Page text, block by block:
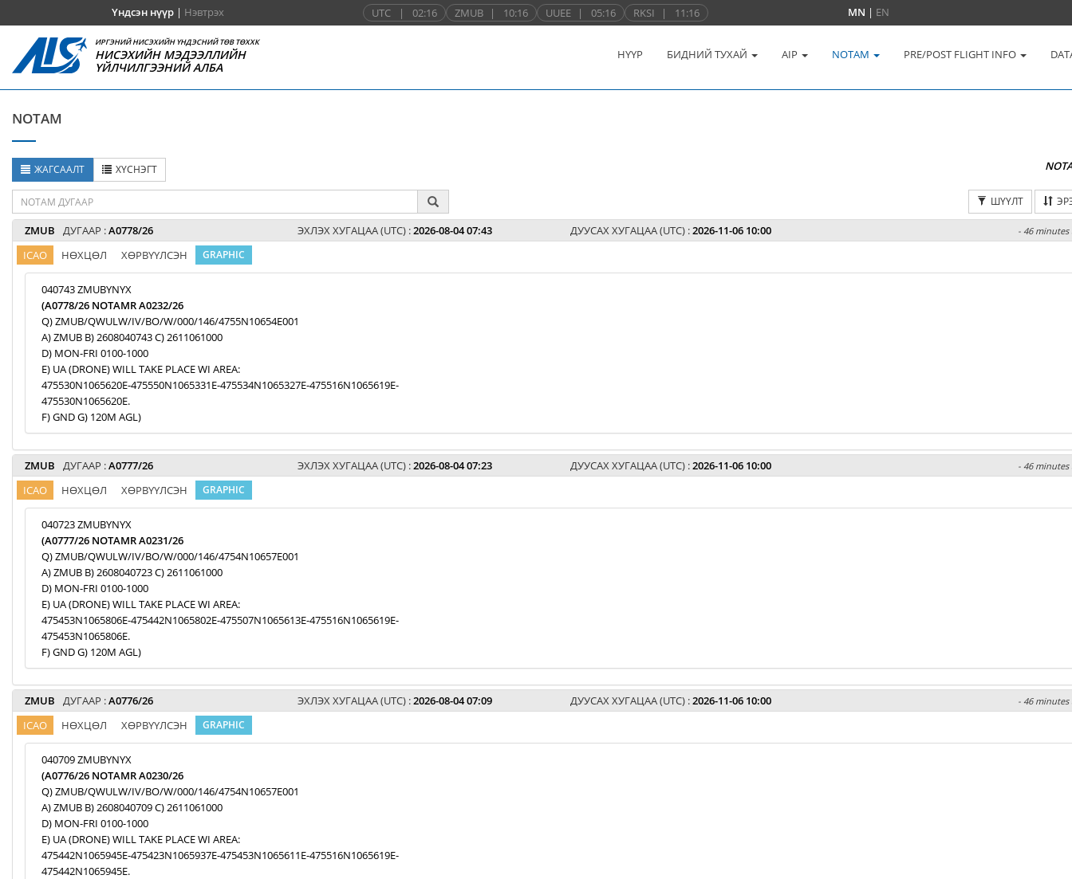
Үндсэн нүүр| Нэвтрэх UTC | 02:16 ZMUB | 10:16 UUEE | 05:16 RKSI | 11:16 MN | EN
ИРГЭНИЙ НИСЭХИЙН ҮНДЭСНИЙ ТӨВ ТӨХХК
НИСЭХИЙН МЭДЭЭЛЛИЙН
ҮЙЛЧИЛГЭЭНИЙ АЛБА
НҮҮР БИДНИЙ ТУХАЙ AIP NOTAM PRE/POST FLIGHT INFO
NOTAM
ЖАГСААЛТ ХҮСНЭГТ
ШҮҮЛТ
ZMUB ДУГААР :A0778/26 ЭХЛЭХ ХУГАЦАА (UTC) :2026-08-04 07:43 ДУУСАХ ХУГАЦАА (UTC) :2026-11-06 10:00 - 46 minutes
ICAO НӨХЦӨЛ ХӨРВҮҮЛСЭН GRAPHIC
040743 ZMUBYNYX
(A0778/26 NOTAMR A0232/26
Q) ZMUB/QWULW/IV/BO/W/000/146/4755N10654E001
A) ZMUB B) 2608040743 C) 2611061000
D) MON-FRI 0100-1000
E) UA (DRONE) WILL TAKE PLACE WI AREA:
475530N1065620E-475550N1065331E-475534N1065327E-475516N1065619E-
475530N1065620E.
F) GND G) 120M AGL)
ZMUB ДУГААР :A0777/26 ЭХЛЭХ ХУГАЦАА (UTC) :2026-08-04 07:23 ДУУСАХ ХУГАЦАА (UTC) :2026-11-06 10:00 - 46 minutes
ICAO НӨХЦӨЛ ХӨРВҮҮЛСЭН GRAPHIC
040723 ZMUBYNYX
(A0777/26 NOTAMR A0231/26
Q) ZMUB/QWULW/IV/BO/W/000/146/4754N10657E001
A) ZMUB B) 2608040723 C) 2611061000
D) MON-FRI 0100-1000
E) UA (DRONE) WILL TAKE PLACE WI AREA:
475453N1065806E-475442N1065802E-475507N1065613E-475516N1065619E-
475453N1065806E.
F) GND G) 120M AGL)
ZMUB ДУГААР :A0776/26 ЭХЛЭХ ХУГАЦАА (UTC) :2026-08-04 07:09 ДУУСАХ ХУГАЦАА (UTC) :2026-11-06 10:00 - 46 minutes
ICAO НӨХЦӨЛ ХӨРВҮҮЛСЭН GRAPHIC
040709 ZMUBYNYX
(A0776/26 NOTAMR A0230/26
Q) ZMUB/QWULW/IV/BO/W/000/146/4754N10657E001
A) ZMUB B) 2608040709 C) 2611061000
D) MON-FRI 0100-1000
E) UA (DRONE) WILL TAKE PLACE WI AREA:
475442N1065945E-475423N1065937E-475453N1065611E-475516N1065619E-
475442N1065945E.